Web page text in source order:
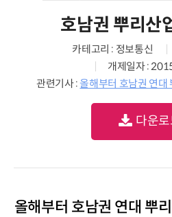
호남권 뿌리산
카테고리 : 정보통신
개제일자 :
관련기사 : 올해부터 호남권 연대
다운
올해부터 호남권 연대 뿌